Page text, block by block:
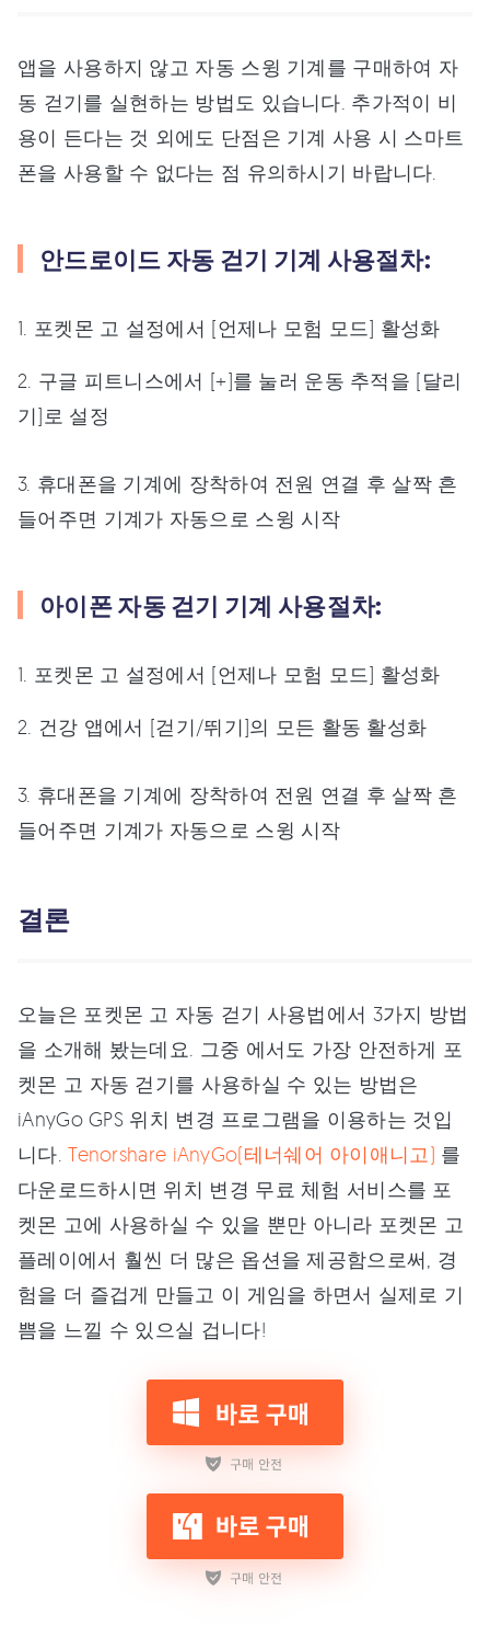
앱을 사용하지 않고 자동 스윙 기계를 구매하여 자
동 걷기를 실현하는 방법도 있습니다. 추가적이 비
용이 든다는 것 외에도 단점은 기계 사용 시 스마트
폰을 사용할 수 없다는 점 유의하시기 바랍니다.
안드로이드 자동 걷기 기계 사용절차:
1. 포켓몬 고 설정에서 [언제나 모험 모드] 활성화
2. 구글 피트니스에서 [+]를 눌러 운동 추적을 [달리
기]로 설정
3. 휴대폰을 기계에 장착하여 전원 연결 후 살짝 흔
들어주면 기계가 자동으로 스윙 시작
아이폰 자동 걷기 기계 사용절차:
1. 포켓몬 고 설정에서 [언제나 모험 모드] 활성화
2. 건강 앱에서 [걷기/뛰기]의 모든 활동 활성화
3. 휴대폰을 기계에 장착하여 전원 연결 후 살짝 흔
들어주면 기계가 자동으로 스윙 시작
결론
오늘은 포켓몬 고 자동 걷기 사용법에서 3가지 방법
을 소개해 봤는데요. 그중 에서도 가장 안전하게 포
켓몬 고 자동 걷기를 사용하실 수 있는 방법은
iAnyGo GPS 위치 변경 프로그램을 이용하는 것입
니다.Tenorshare iAnyGo(테너쉐어 아이애니고) 를
다운로드하시면 위치 변경 무료 체험 서비스를 포
켓몬 고에 사용하실 수 있을 뿐만 아니라 포켓몬 고
플레이에서 훨씬 더 많은 옵션을 제공함으로써, 경
험을 더 즐겁게 만들고 이 게임을 하면서 실제로 기
쁨을 느낄 수 있으실 겁니다!